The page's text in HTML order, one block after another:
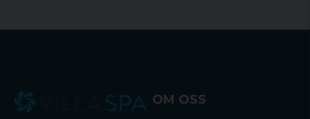
OM OSS